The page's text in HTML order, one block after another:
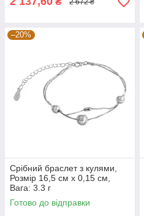
–20%
Срібний браслет з кулями,
Розмір 16,5 см x 0,15 см,
Вага: 3.3 г
Готово до відправки